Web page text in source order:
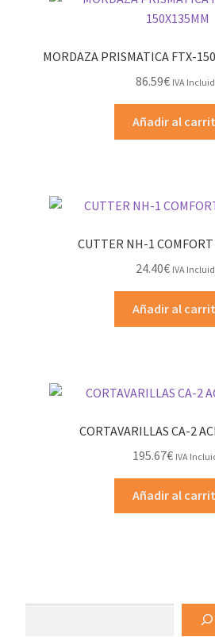
MORDAZA PRISMATICA FTX-
86.59€ IVA
Añadir al
CUTTER NH-1
24.40€ IVA
Añadir al
CORTAVARILLAS CA-2
195.67€ IVA
Añadir al